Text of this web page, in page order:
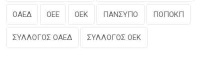
ΟΑΕΔ ΟΕΕ ΟΕΚ ΠΑΝΣΥΠΟ ΠΟΠΟΚΠ
ΣΥΛΛΟΓΟΣ ΟΑΕΔ ΣΥΛΛΟΓΟΣ ΟΕΚ